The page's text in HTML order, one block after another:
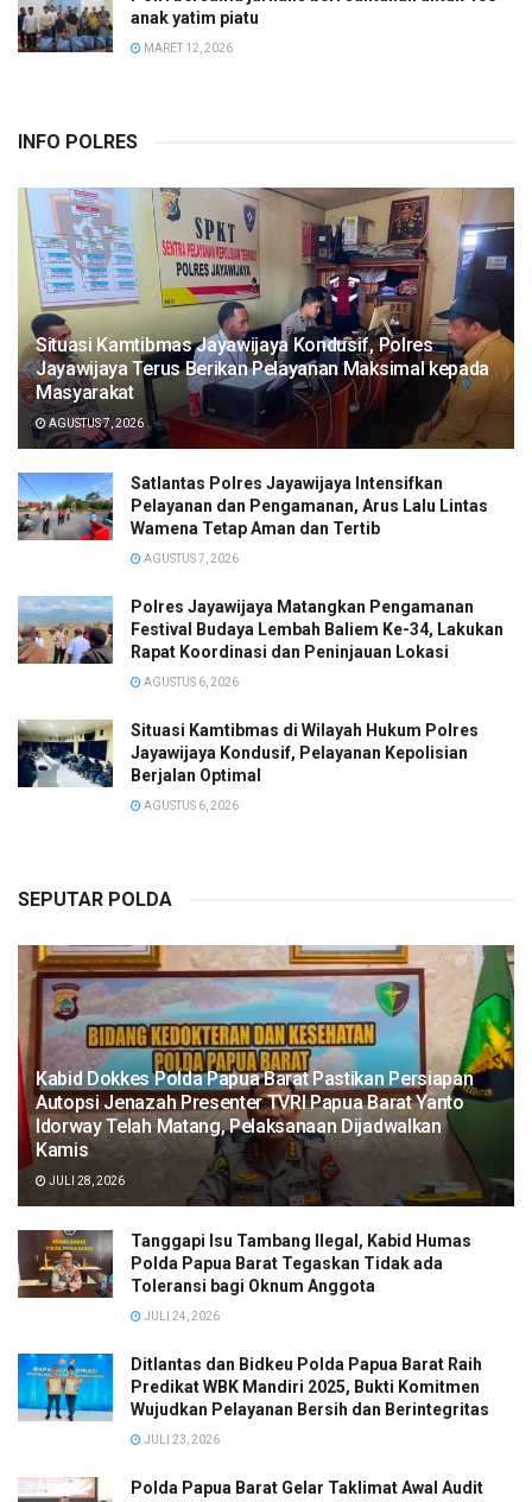
anak yatim piatu
MARET 12, 2026
INFO POLRES
Situasi Kamtibmas Jayawijaya Kondusif, Polres
Jayawijaya Terus Berikan Pelayanan Maksimal kepada
Masyarakat
AGUSTUS 7, 2026
Satlantas Polres Jayawijaya Intensifkan
Pelayanan dan Pengamanan, Arus Lalu Lintas
Wamena Tetap Aman dan Tertib
AGUSTUS 7, 2026
Polres Jayawijaya Matangkan Pengamanan
Festival Budaya Lembah Baliem Ke-34, Lakukan
Rapat Koordinasi dan Peninjauan Lokasi
AGUSTUS 6, 2026
Situasi Kamtibmas di Wilayah Hukum Polres
Jayawijaya Kondusif, Pelayanan Kepolisian
Berjalan Optimal
AGUSTUS 6, 2026
SEPUTAR POLDA
Kabid Dokkes Polda Papua Barat Pastikan Persiapan
Autopsi Jenazah Presenter TVRI Papua Barat Yanto
Idorway Telah Matang, Pelaksanaan Dijadwalkan
Kamis
JULI 28, 2026
Tanggapi Isu Tambang Ilegal, Kabid Humas
Polda Papua Barat Tegaskan Tidak ada
Toleransi bagi Oknum Anggota
JULI 24, 2026
Ditlantas dan Bidkeu Polda Papua Barat Raih
Predikat WBK Mandiri 2025, Bukti Komitmen
Wujudkan Pelayanan Bersih dan Berintegritas
JULI 23, 2026
Polda Papua Barat Gelar Taklimat Awal Audit